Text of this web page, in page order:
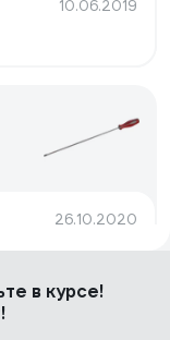
10.06.2019
26.10.2020
в курсе!